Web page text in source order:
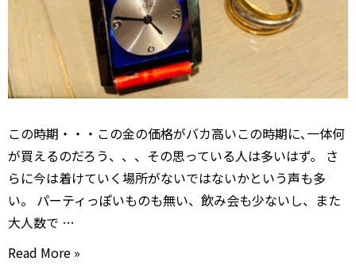
この時期・・・この金の価格がバカ高いこの時期に､一体何
が買えるのだろう、、、その思っている人は多いはず。 さ
らに今は着けていく場所がないではないかという声も多
い。 パーティっぽいものも無い、飲み会も少ないし、また
大人数で …
ど
Read More »